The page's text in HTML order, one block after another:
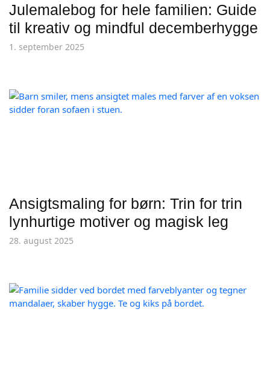
Julemalebog for hele familien: Guide
til kreativ og mindful decemberhygge
1. september 2025
Ansigtsmaling for børn: Trin for trin
lynhurtige motiver og magisk leg
28. august 2025